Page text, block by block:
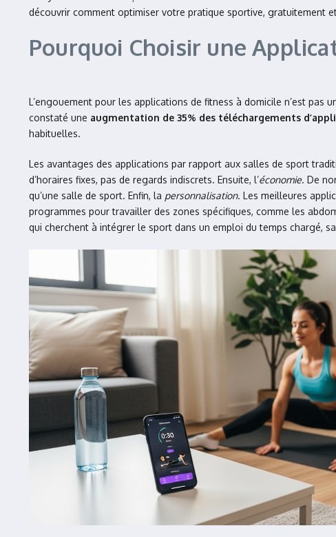
découvrir comment optimiser votre pratique sportive, gratuitement
Pourquoi Choisir une
L’engouement pour les applications de fitness à domicile n’est pas
constaté une augmentation de 35% des téléchargements
habituelles.
Les avantages des applications par rapport aux salles de sport
d’horaires fixes, pas de regards indiscrets. Ensuite, l’économie. De
qu’une salle de sport. Enfin, la personnalisation. Les meilleures
programmes pour travailler des zones spécifiques, comme les
qui cherchent à intégrer le sport dans un emploi du temps chargé,